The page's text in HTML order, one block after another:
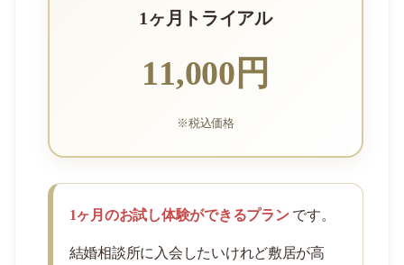
1ヶ月トライアル
11,000円
※税込価格
1ヶ月のお試し体験ができるプラン です。
結婚相談所に入会したいけれど敷居が高